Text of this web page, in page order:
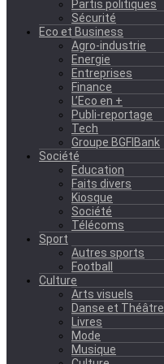
Partis politiques
Sécurité
Eco et Business
Agro-industrie
Energie
Entreprises
Finance
L’Eco en +
Publi-reportage
Tech
Groupe BGFIBank
Société
Education
Faits divers
Kiosque
Société
Télécoms
Sport
Autres sports
Football
Culture
Arts visuels
Danse et Théâtre
Livres
Mode
Musique